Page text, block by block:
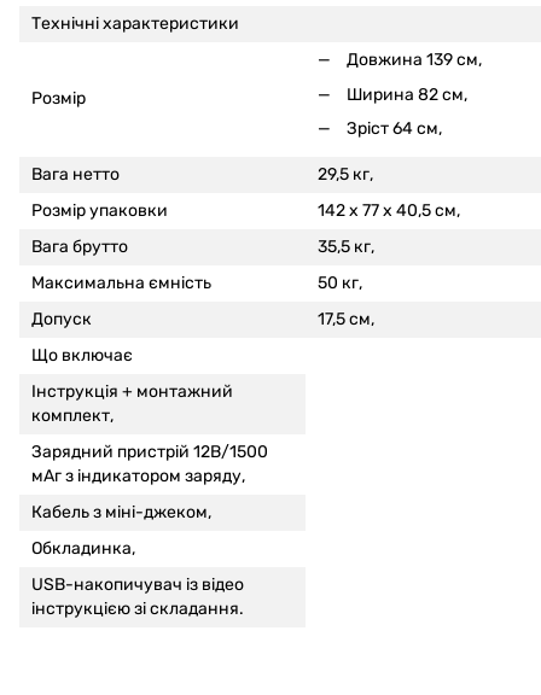
Технічні характеристики
Розмір
Довжина 139 см,
Ширина 82 см,
Зріст 64 см,
Вага нетто
29,5 кг,
Розмір упаковки
142 x 77 x 40,5 см,
Вага брутто
35,5 кг,
Максимальна ємність
50 кг,
Допуск
17,5 см,
Що включає
Інструкція + монтажний
комплект,
Зарядний пристрій 12В/1500
мАг з індикатором заряду,
Кабель з міні-джеком,
Обкладинка,
USB-накопичувач із відео
інструкцією зі складання.